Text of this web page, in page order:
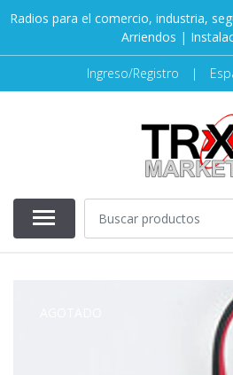
Radios para el comercio, industria,
Arriendos |
Ingreso/Registro |